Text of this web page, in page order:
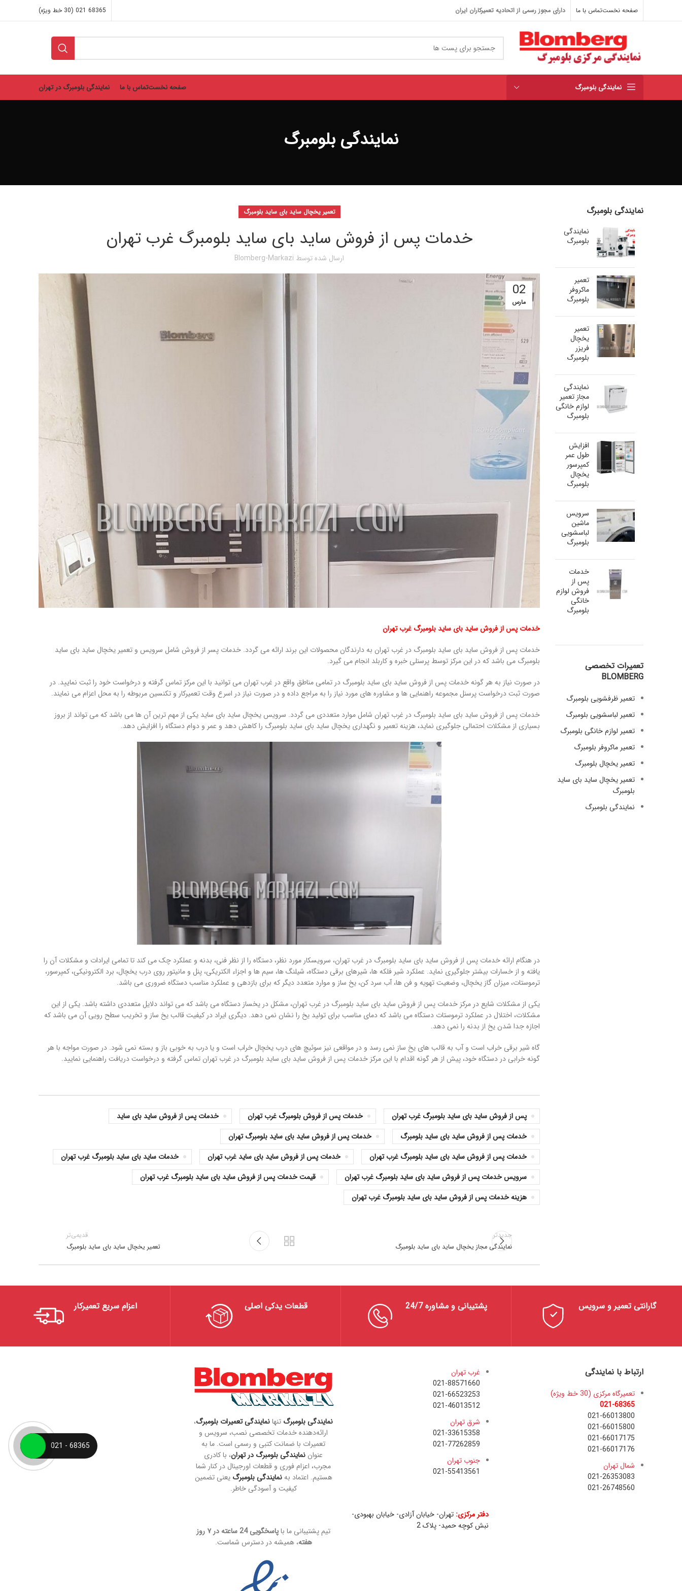
صفحه نخستتماس با ما دارای مجوز رسمی از اتحادیه تعمیرکاران ایران 68365 021 (30 خط ویژه)
نمایندگی بلومبرگ صفحه نخستتماس با ما نمایندگی بلومبرگ در تهران
نمایندگی بلومبرگ
تعمیر یخچال ساید بای ساید بلومبرگ
خدمات پس از فروش ساید بای ساید بلومبرگ غرب تهران
ارسال شده توسط Blomberg-Markazi
02
مارس
خدمات پس از فروش ساید بای ساید بلومبرگ غرب تهران
خدمات پس از فروش ساید بای ساید بلومبرگ در غرب تهران به دارندگان محصولات این برند ارائه می گردد. خدمات پسر از فروش شامل سرویس و تعمیر یخچال ساید بای ساید
بلومبرگ می باشد که در این مرکز توسط پرسنلی خبره و کاربلد انجام می گیرد.
در صورت نیاز به هر گونه خدمات پس از فروش ساید بای ساید بلومبرگ در تمامی مناطق واقع در غرب تهران می توانید با این مرکز تماس گرفته و درخواست خود را ثبت نمایید. در
صورت ثبت درخواست پرسنل مجموعه راهنمایی ها و مشاوره های مورد نیاز را به مراجع داده و در صورت نیاز در اسرع وقت تعمیرکار و تکنسین مربوطه را به محل اعزام می نمایند.
خدمات پس از فروش ساید بای ساید بلومبرگ در غرب تهران شامل موارد متعددی می گردد. سرویس یخچال ساید بای ساید یکی از مهم ترین آن ها می باشد که می تواند از بروز
بسیاری از مشکلات احتمالی جلوگیری نماید، هزینه تعمیر و نگهداری یخچال ساید بای ساید بلومبرگ را کاهش دهد و عمر و دوام دستگاه را افزایش دهد.
در هنگام ارائه خدمات پس از فروش ساید بای ساید بلومبرگ در غرب تهران، سرویسکار مورد نظر، دستگاه را از نظر فنی، بدنه و عملکرد چک می کند تا تمامی ایرادات و مشکلات آن را
یافته و از خسارات بیشتر جلوگیری نماید. عملکرد شیر فلکه ها، شیرهای برقی دستگاه، شیلنگ ها، سیم ها و اجزاء الکتریکی، پنل و مانیتور روی درب یخچال، برد الکترونیکی، کمپرسور،
ترموستات، میزان گاز یخچال، وضعیت تهویه و فن ها، آب سرد کن، یخ ساز و موارد متعدد دیگر که برای بازدهی و عملکرد مناسب دستگاه ضروری می باشد.
یکی از مشکلات شایع در مرکز خدمات پس از فروش ساید بای ساید بلومبرگ در غرب تهران، مشکل در یخساز دستگاه می باشد که می تواند دلایل متعددی داشته باشد. یکی از این
مشکلات، اختلال در عملکرد ترموستات دستگاه می باشد که دمای مناسب برای تولید یخ را نشان نمی دهد. دیگری ایراد در کیفیت قالب یخ ساز و تخریب سطح رویی آن می باشد که
اجازه جدا شدن یخ از بدنه را نمی دهد.
گاه شیر برقی خراب است و آب به قالب های یخ ساز نمی رسد و در مواقعی نیز سوئیچ های درب یخچال خراب است و یا درب به خوبی باز و بسته نمی شود. در صورت مواجه با هر
گونه خرابی در دستگاه خود، پیش از هر گونه اقدام با این مرکز خدمات پس از فروش ساید بای ساید بلومبرگ در غرب تهران تماس گرفته و درخواست دریافت راهنمایی نمایید.
پس از فروش ساید بای ساید بلومبرگ غرب تهران خدمات پس از فروش بلومبرگ غرب تهران
خدمات پس از فروش ساید بای ساید
خدمات پس از فروش ساید بای ساید بلومبرگ
خدمات پس از فروش ساید بای ساید بلومبرگ تهران
خدمات پس از فروش ساید بای ساید بلومبرگ غرب تهران
خدمات پس از فروش ساید بای ساید غرب تهران
خدمات ساید بای ساید بلومبرگ غرب تهران
سرویس خدمات پس از فروش ساید بای ساید بلومبرگ غرب تهران
قیمت خدمات پس از فروش ساید بای ساید بلومبرگ غرب تهران
هزینه خدمات پس از فروش ساید بای ساید بلومبرگ غرب تهران
جدیدتر
نمایندگی مجاز یخچال ساید بای ساید بلومبرگ
قدیمی‌تر
تعمیر یخچال ساید بای ساید بلومبرگ
نمایندگی بلومبرگ
نمایندگی
بلومبرگ
تعمیر
ماکروفر
بلومبرگ
تعمیر
یخچال
فریزر
بلومبرگ
نمایندگی
مجاز تعمیر
لوازم خانگی
بلومبرگ
افزایش
طول عمر
کمپرسور
یخچال
بلومبرگ
سرویس
ماشین
لباسشویی
بلومبرگ
خدمات
پس از
فروش لوازم
خانگی
بلومبرگ
تعمیرات تخصصی
BLOMBERG
تعمیر ظرفشویی بلومبرگ
تعمیر لباسشویی بلومبرگ
تعمیر لوازم خانگی بلومبرگ
تعمیر ماکروفر بلومبرگ
تعمیر یخچال بلومبرگ
تعمیر یخچال ساید بای ساید
بلومبرگ
نمایندگی بلومبرگ
اعزام سریع تعمیرکار قطعات یدکی اصلی پشتیبانی و مشاوره 24/7 گارانتی تعمیر و سرویس
ارتباط با نمایندگی
تعمیرگاه مرکزی (30 خط ویژه)
021-68365
021-66013800
021-66015800
021-66017175
021-66017176
شمال تهران
021-26353083
021-26748560
غرب تهران
021-88571660
021-66523253
021-46013512
شرق تهران
021-33615358
021-77262859
جنوب تهران
021-55413561
دفتر مرکزی: تهران- خیابان آزادی- خیابان بهبودی-
نبش کوچه حمید- پلاک 2
نمایندگی بلومبرگ تنهانمایندگی تعمیرات بلومبرگ،
ارائه‌دهنده خدمات تخصصی نصب، سرویس و
تعمیرات با ضمانت کتبی و رسمی است. ما به
عنوان نمایندگی بلومبرگ در تهران، با کادری
مجرب، اعزام فوری و قطعات اورجینال در کنار شما
هستیم. اعتماد بهنمایندگی بلومبرگ یعنی تضمین
کیفیت و آسودگی خاطر.
تیم پشتیبانی ما با
پاسخگویی 24 ساعته در ۷ روز
هفته، همیشه در دسترس شماست.
68365 - 021